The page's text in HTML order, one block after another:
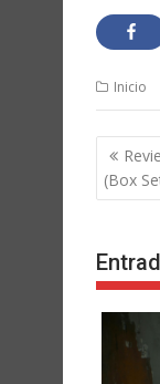
Inicio
de
(Box